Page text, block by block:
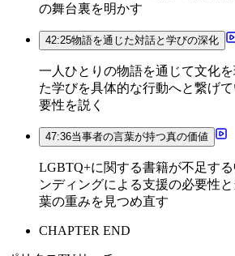
の舞台裏を明かす
42:25物語を通じた対話と学びの深化
一人ひとりの物語を通じて文化
た学びを具体的な行動へと繋げ
要性を説く
47:36当事者の言葉が持つ真の価値
LGBTQ+に関する書籍が不足す
ンディングによる支援の必要性
葉の重みを見つめ直す
CHAPTER END